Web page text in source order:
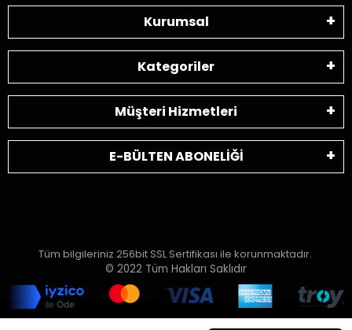
Kurumsal
Kategoriler
Müşteri Hizmetleri
E-BÜLTEN ABONELİĞİ
Tüm bilgileriniz 256bit SSL Sertifikası ile korunmaktadır.
© 2022 Tüm Hakları Saklıdır